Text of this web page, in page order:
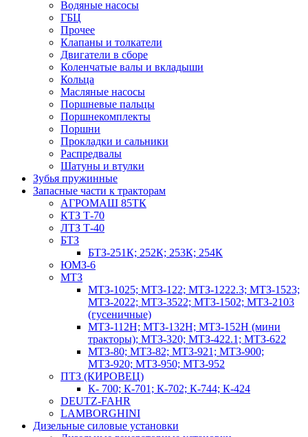
Водяные насосы
ГБЦ
Прочее
Клапаны и толкатели
Двигатели в сборе
Коленчатые валы и вкладыши
Кольца
Масляные насосы
Поршневые пальцы
Поршнекомплекты
Поршни
Прокладки и сальники
Распредвалы
Шатуны и втулки
Зубья пружинные
Запасные части к тракторам
АГРОМАШ 85ТК
КТЗ Т-70
ЛТЗ Т-40
БТЗ
БТЗ-251К; 252К; 253К; 254К
ЮМЗ-6
МТЗ
МТЗ-1025; МТЗ-122; МТЗ-1222.3; МТЗ-1523;
МТЗ-2022; МТЗ-3522; МТЗ-1502; МТЗ-2103
(гусеничные)
МТЗ-112Н; МТЗ-132Н; МТЗ-152Н (мини
тракторы); МТЗ-320; МТЗ-422.1; МТЗ-622
МТЗ-80; МТЗ-82; МТЗ-921; МТЗ-900;
МТЗ-920; МТЗ-950; МТЗ-952
ПТЗ (КИРОВЕЦ)
К- 700; К-701; К-702; К-744; К-424
DEUTZ-FAHR
LAMBORGHINI
Дизельные силовые установки